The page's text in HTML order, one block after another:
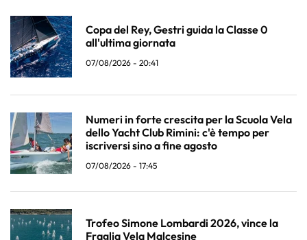
Copa del Rey, Gestri guida la Classe 0
all'ultima giornata
07/08/2026 - 20:41
Numeri in forte crescita per la Scuola Vela
dello Yacht Club Rimini: c'è tempo per
iscriversi sino a fine agosto
07/08/2026 - 17:45
Trofeo Simone Lombardi 2026, vince la
Fraglia Vela Malcesine